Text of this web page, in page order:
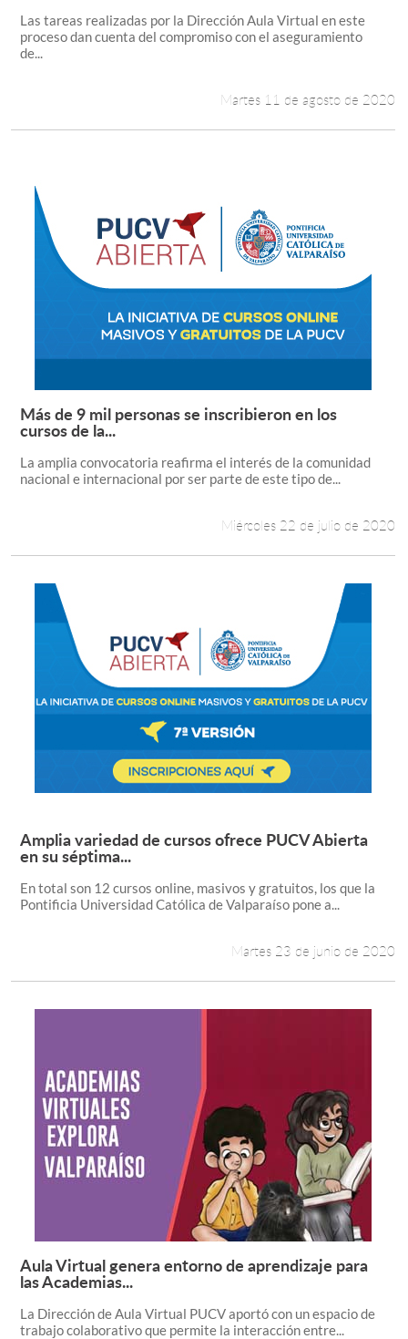
Las tareas realizadas por la Dirección Aula Virtual en este
proceso dan cuenta del compromiso con el aseguramiento
de...
Martes 11 de agosto de 2020
Leer más +
Más de 9 mil personas se inscribieron en los
cursos de la...
La amplia convocatoria reafirma el interés de la comunidad
nacional e internacional por ser parte de este tipo de...
Miércoles 22 de julio de 2020
Leer más +
Amplia variedad de cursos ofrece PUCV Abierta
en su séptima...
En total son 12 cursos online, masivos y gratuitos, los que la
Pontificia Universidad Católica de Valparaíso pone a...
Martes 23 de junio de 2020
Leer más +
Aula Virtual genera entorno de aprendizaje para
las Academias...
La Dirección de Aula Virtual PUCV aportó con un espacio de
trabajo colaborativo que permite la interacción entre...